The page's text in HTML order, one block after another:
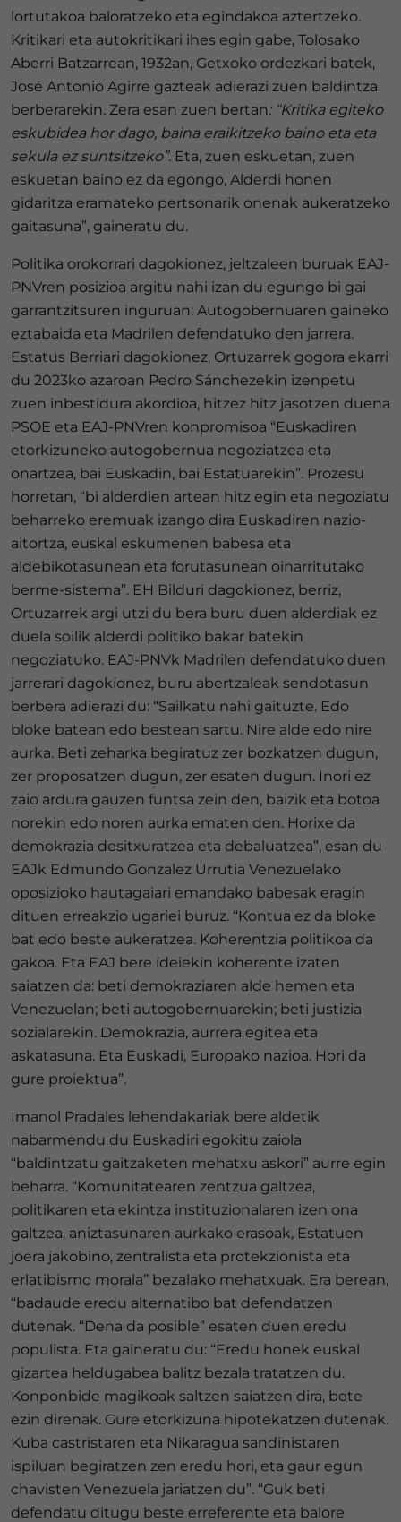
lortutakoa baloratzeko eta egindakoa aztertzeko.
Kritikari eta autokritikari ihes egin gabe, Tolosako
Aberri Batzarrean, 1932an, Getxoko ordezkari batek,
José Antonio Agirre gazteak adierazi zuen baldintza
berberarekin. Zera esan zuen bertan: “Kritika egiteko
eskubidea hor dago, baina eraikitzeko baino eta eta
sekula ez suntsitzeko”. Eta, zuen eskuetan, zuen
eskuetan baino ez da egongo, Alderdi honen
gidaritza eramateko pertsonarik onenak aukeratzeko
gaitasuna”, gaineratu du.
Politika orokorrari dagokionez, jeltzaleen buruak EAJ-
PNVren posizioa argitu nahi izan du egungo bi gai
garrantzitsuren inguruan: Autogobernuaren gaineko
eztabaida eta Madrilen defendatuko den jarrera.
Estatus Berriari dagokionez, Ortuzarrek gogora ekarri
du 2023ko azaroan Pedro Sánchezekin izenpetu
zuen inbestidura akordioa, hitzez hitz jasotzen duena
PSOE eta EAJ-PNVren konpromisoa “Euskadiren
etorkizuneko autogobernua negoziatzea eta
onartzea, bai Euskadin, bai Estatuarekin”. Prozesu
horretan, “bi alderdien artean hitz egin eta negoziatu
beharreko eremuak izango dira Euskadiren nazio-
aitortza, euskal eskumenen babesa eta
aldebikotasunean eta forutasunean oinarritutako
berme-sistema”. EH Bilduri dagokionez, berriz,
Ortuzarrek argi utzi du bera buru duen alderdiak ez
duela soilik alderdi politiko bakar batekin
negoziatuko. EAJ-PNVk Madrilen defendatuko duen
jarrerari dagokionez, buru abertzaleak sendotasun
berbera adierazi du: “Sailkatu nahi gaituzte. Edo
bloke batean edo bestean sartu. Nire alde edo nire
aurka. Beti zeharka begiratuz zer bozkatzen dugun,
zer proposatzen dugun, zer esaten dugun. Inori ez
zaio ardura gauzen funtsa zein den, baizik eta botoa
norekin edo noren aurka ematen den. Horixe da
demokrazia desitxuratzea eta debaluatzea”, esan du
EAJk Edmundo Gonzalez Urrutia Venezuelako
oposizioko hautagaiari emandako babesak eragin
dituen erreakzio ugariei buruz. “Kontua ez da bloke
bat edo beste aukeratzea. Koherentzia politikoa da
gakoa. Eta EAJ bere ideiekin koherente izaten
saiatzen da: beti demokraziaren alde hemen eta
Venezuelan; beti autogobernuarekin; beti justizia
sozialarekin. Demokrazia, aurrera egitea eta
askatasuna. Eta Euskadi, Europako nazioa. Hori da
gure proiektua”.
Imanol Pradales lehendakariak bere aldetik
nabarmendu du Euskadiri egokitu zaiola
“baldintzatu gaitzaketen mehatxu askori” aurre egin
beharra. “Komunitatearen zentzua galtzea,
politikaren eta ekintza instituzionalaren izen ona
galtzea, aniztasunaren aurkako erasoak, Estatuen
joera jakobino, zentralista eta protekzionista eta
erlatibismo morala” bezalako mehatxuak. Era berean,
“badaude eredu alternatibo bat defendatzen
dutenak. “Dena da posible” esaten duen eredu
populista. Eta gaineratu du: “Eredu honek euskal
gizartea heldugabea balitz bezala tratatzen du.
Konponbide magikoak saltzen saiatzen dira, bete
ezin direnak. Gure etorkizuna hipotekatzen dutenak.
Kuba castristaren eta Nikaragua sandinistaren
ispiluan begiratzen zen eredu hori, eta gaur egun
chavisten Venezuela jariatzen du”. “Guk beti
defendatu ditugu beste erreferente eta balore